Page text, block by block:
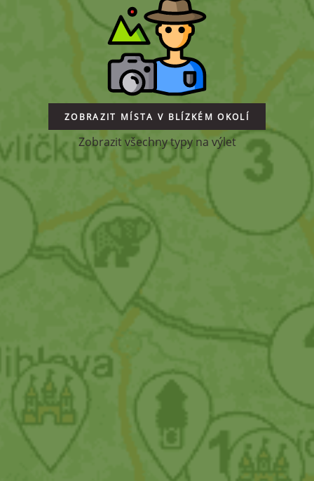
ZOBRAZIT MÍSTA V BLÍZKÉM OKOLÍ
Zobrazit všechny typy na výlet